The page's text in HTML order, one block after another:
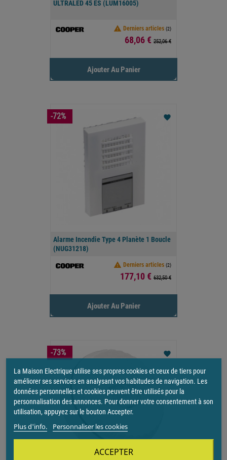
ULTRALED 45 ES (LUM16005)
 Derniers articles (2)
Prix
68,06 € 252,06 €
Ajouter Au Panier
Alarme Incendie Type 4 Planète 1 Boucle
(NUG31218)
 Derniers articles (2)
Prix
177,10 € 632,50 €
favorite
Ajouter Au Panier
-72%
favorite
-73%
La Maison Electrique utilise ses propres cookies et ceux de tiers pour
améliorer ses services en analysant vos habitudes de navigation. Les
données personnelles et cookies peuvent être utilisés pour la
personnalisation des annonces. Pour donner votre consentement à son
utilisation, appuyez sur le bouton Accepter.
Plus d'info. Personnaliser les cookies
ACCEPTER